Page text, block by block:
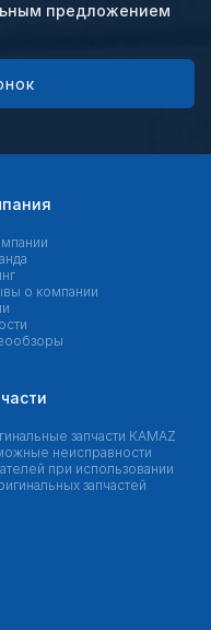
предложением
о компании
запчасти КAMAZ
неисправности
при использовании
запчастей